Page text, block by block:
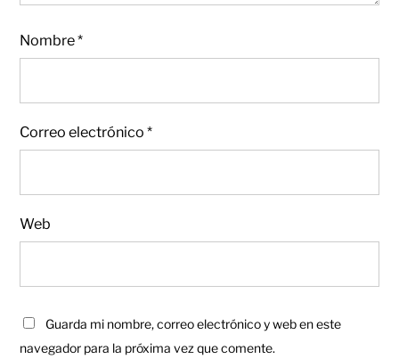
Nombre*
Correo electrónico*
Web
Guarda mi nombre, correo electrónico y web en este
navegador para la próxima vez que comente.